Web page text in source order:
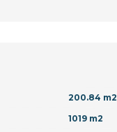
200.84 m2
1019 m2